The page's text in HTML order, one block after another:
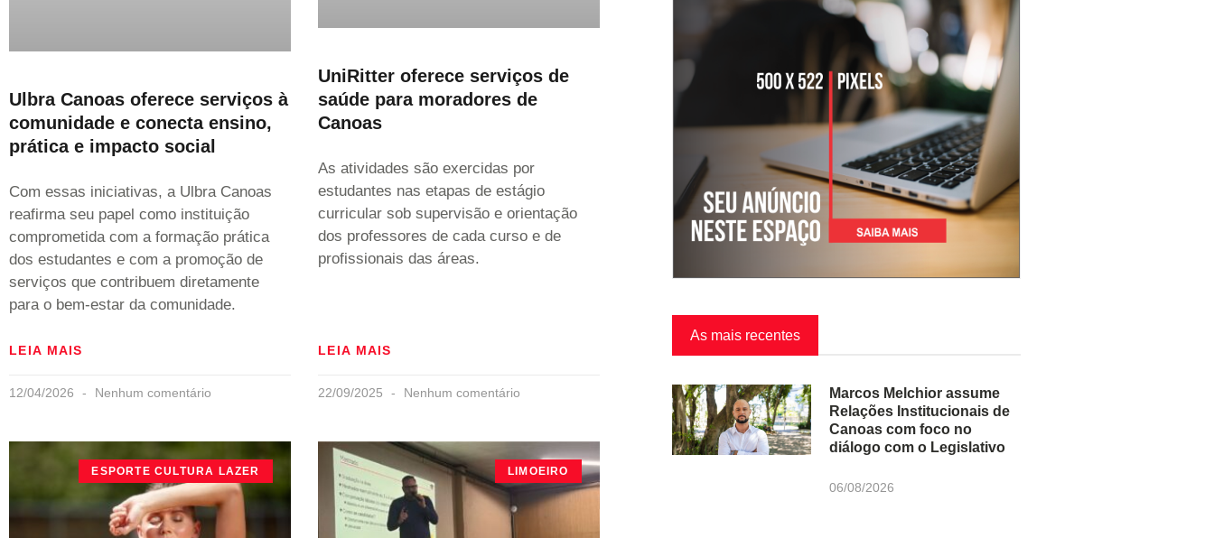
Ulbra Canoas oferece serviços à
comunidade e conecta ensino,
prática e impacto social
Com essas iniciativas, a Ulbra Canoas
reafirma seu papel como instituição
comprometida com a formação prática
dos estudantes e com a promoção de
serviços que contribuem diretamente
para o bem-estar da comunidade.
LEIA MAIS
12/04/2026 Nenhum comentário
UniRitter oferece serviços de
saúde para moradores de
Canoas
As atividades são exercidas por
estudantes nas etapas de estágio
curricular sob supervisão e orientação
dos professores de cada curso e de
profissionais das áreas.
LEIA MAIS
22/09/2025 Nenhum comentário
ESPORTE CULTURA LAZER LIMOEIRO
As mais recentes
Marcos Melchior assume
Relações Institucionais de
Canoas com foco no
diálogo com o Legislativo
06/08/2026